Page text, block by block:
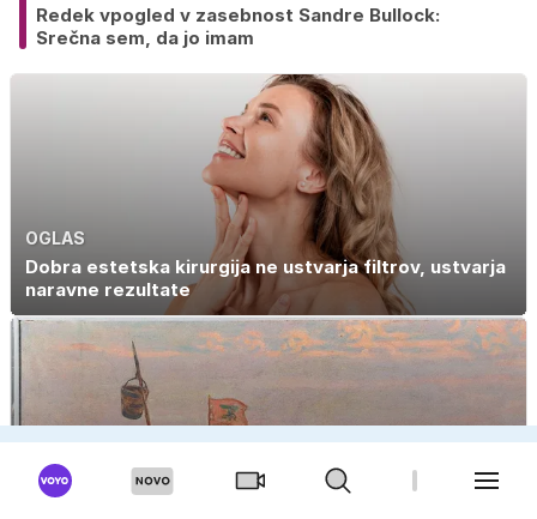
Redek vpogled v zasebnost Sandre Bullock:
Srečna sem, da jo imam
OGLAS
Dobra estetska kirurgija ne ustvarja filtrov, ustvarja
naravne rezultate